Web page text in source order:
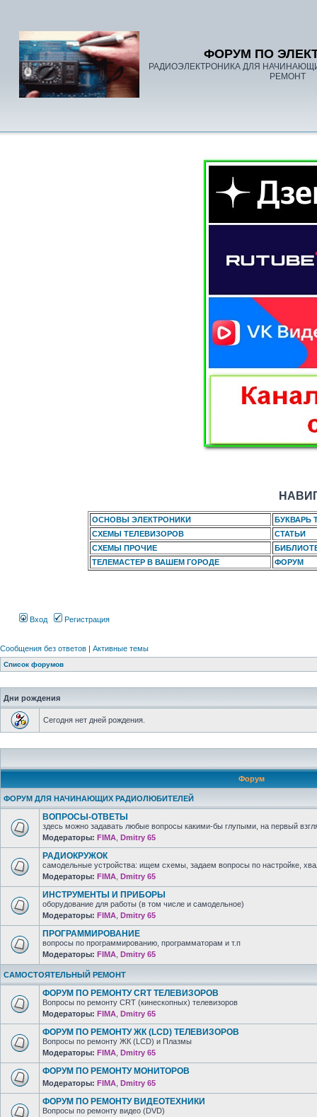
ФОРУМ ПО
РАДИОЭЛЕКТРОНИКА ДЛЯ
РЕМОНТ
ОСНОВЫ ЭЛЕКТРОНИКИ
БУКВАРЬ
СХЕМЫ ТЕЛЕВИЗОРОВ
СТАТЬИ
СХЕМЫ ПРОЧИЕ
ТЕЛЕМАСТЕР В ВАШЕМ ГОРОДЕ
ФОРУМ
Вход Регистрация
Сообщения без ответов | Активные темы
Список форумов
Дни рождения
Сегодня нет дней рождения.
Форум
ФОРУМ ДЛЯ НАЧИНАЮЩИХ РАДИОЛЮБИТЕЛЕЙ
ВОПРОСЫ-ОТВЕТЫ
здесь можно задавать любые вопросы какими-бы глупыми, на первый
Модераторы: FIMA Dmitry 65
РАДИОКРУЖОК
самодельные устройства: ищем схемы, задаем вопросы по настройке,
Модераторы: FIMA Dmitry 65
ИНСТРУМЕНТЫ И ПРИБОРЫ
оборудование для работы (в том числе и самодельное)
Модераторы: FIMA Dmitry 65
ПРОГРАММИРОВАНИЕ
вопросы по программированию, программаторам и т.п
Модераторы: FIMA Dmitry 65
САМОСТОЯТЕЛЬНЫЙ РЕМОНТ
ФОРУМ ПО РЕМОНТУ CRT ТЕЛЕВИЗОРОВ
Вопросы по ремонту CRT (кинескопных) телевизоров
Модераторы: FIMA Dmitry 65
ФОРУМ ПО РЕМОНТУ ЖК (LCD) ТЕЛЕВИЗОРОВ
Вопросы по ремонту ЖК (LCD) и Плазмы
Модераторы: FIMA Dmitry 65
ФОРУМ ПО РЕМОНТУ МОНИТОРОВ
Модераторы: FIMA Dmitry 65
ФОРУМ ПО РЕМОНТУ ВИДЕОТЕХНИКИ
Вопросы по ремонту видео (DVD)